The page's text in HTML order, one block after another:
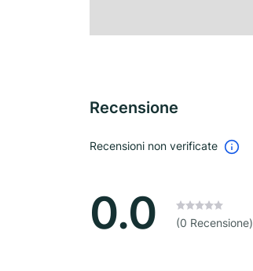
Recensione
Recensioni non verificate
0.0 (0 Recensione)